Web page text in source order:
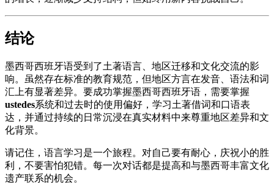
结论
墨西哥西班牙语受到了土著语言、地区迁移和文化交流的影
响。虽然存在标准的教育规范，但地区方言在发音、语法和词
汇上有显著差异。要成功掌握墨西哥西班牙语，需要掌握
ustedes系统和过去时的使用偏好，学习土著借词和口语表
达，并通过持续的日常沉浸在真实材料中来尊重地区差异和文
化背景。
请记住，语言学习是一个旅程。对自己要有耐心，庆祝小的胜
利，不要害怕犯错。每一次对话都是提高和与墨西哥丰富文化
遗产联系的机会。